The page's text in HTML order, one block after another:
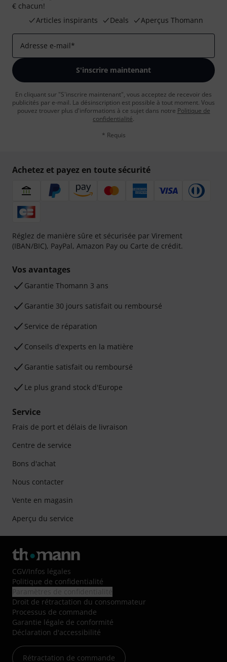
€ chacun!
Articles inspirants
Deals Aperçus Thomann
Adresse e-mail*
S'inscrire maintenant
En cliquant sur "S'inscrire maintenant", vous acceptez de recevoir des
publicités par e-mail. La désinscription est possible à tout moment. Vous
pouvez trouver plus d'informations à ce sujet dans notre Politique de
confidentialité.
* Requis
Achetez et payez en toute sécurité
Réglez de manière sûre et sécurisée par Virement
(IBAN/BIC), PayPal, Amazon Pay ou Carte de crédit.
Vos avantages
Ga­ran­tie Thomann 3 ans
Garantie 30 jours satisfait ou remboursé
Service de réparation
Conseils d'experts en la matière
Garantie satisfait ou remboursé
Le plus grand stock d'Europe
Service
Frais de port et délais de livraison
Centre de service
Bons d'achat
Nous contacter
Vente en magasin
Aperçu du service
CGV/Infos légales
Politique de confidentialité
Droit de rétractation du consommateur
Processus de commande
Garantie légale de conformité
Déclaration d'accessibilité
Rétractation de commande